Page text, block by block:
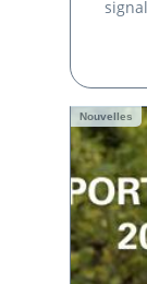
Nouvelles